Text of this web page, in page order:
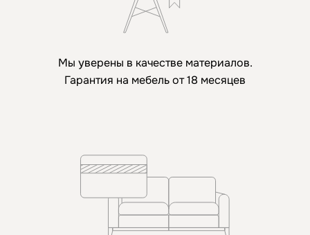
Мы уверены в качестве материалов.
Гарантия на мебель от 18 месяцев